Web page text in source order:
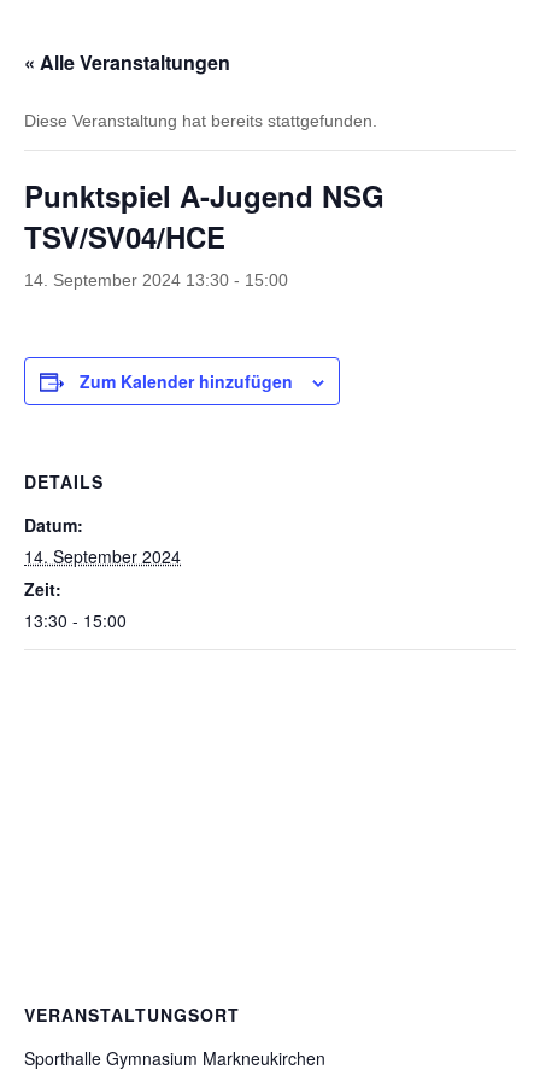
« Alle Veranstaltungen
Diese Veranstaltung hat bereits stattgefunden.
Punktspiel A-Jugend NSG
TSV/SV04/HCE
14. September 2024 13:30 - 15:00
Zum Kalender hinzufügen
DETAILS
Datum:
14. September 2024
Zeit:
13:30 - 15:00
VERANSTALTUNGSORT
Sporthalle Gymnasium Markneukirchen